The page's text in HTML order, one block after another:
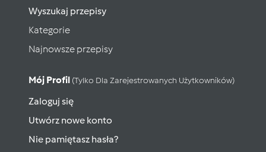
Wyszukaj przepisy
Kategorie
Najnowsze przepisy
Mój Profil (tylko Dla Zarejestrowanych Użytkowników)
Zaloguj się
Utwórz nowe konto
Nie pamiętasz hasła?